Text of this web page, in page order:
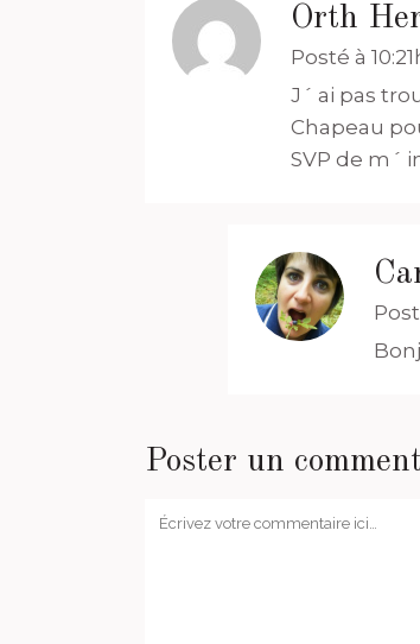
Orth
Posté à
J´ ai pas
Chapeau
SVP de m´
Poster un